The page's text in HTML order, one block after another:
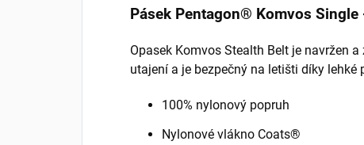
Pásek Pentagon® Komvos Single
Opasek Komvos Stealth Belt je navržen
utajení a je bezpečný na letišti díky lehké
100% nylonový popruh
Nylonové vlákno Coats®